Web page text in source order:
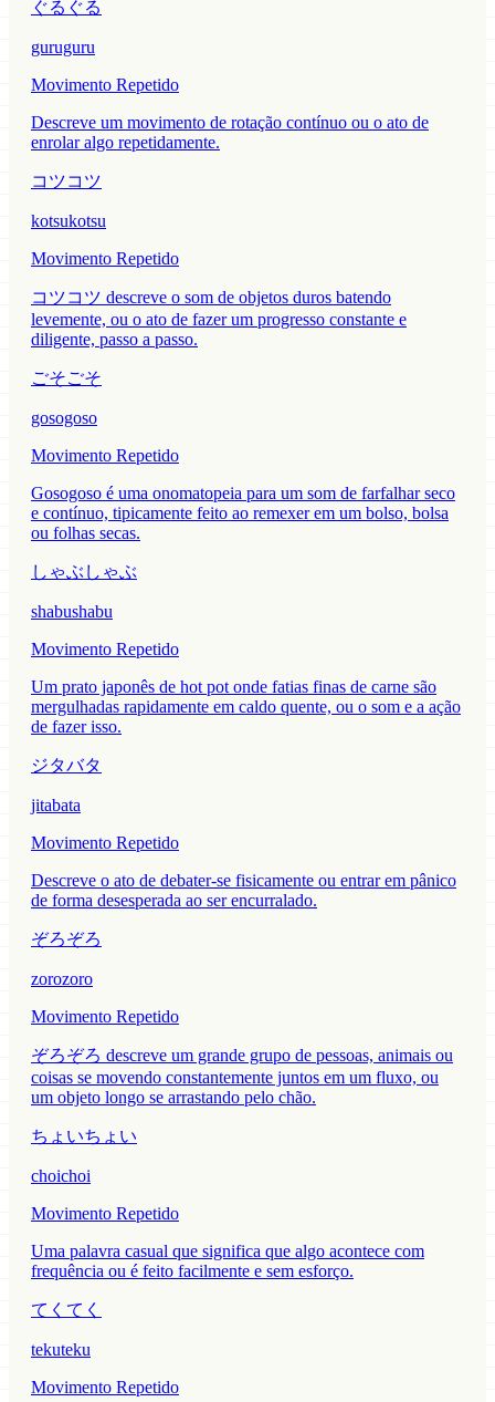
ぐるぐる
guruguru
Movimento Repetido
Descreve um movimento de rotação contínuo ou o ato de
enrolar algo repetidamente.
コツコツ
kotsukotsu
Movimento Repetido
コツコツ descreve o som de objetos duros batendo
levemente, ou o ato de fazer um progresso constante e
diligente, passo a passo.
ごそごそ
gosogoso
Movimento Repetido
Gosogoso é uma onomatopeia para um som de farfalhar seco
e contínuo, tipicamente feito ao remexer em um bolso, bolsa
ou folhas secas.
しゃぶしゃぶ
shabushabu
Movimento Repetido
Um prato japonês de hot pot onde fatias finas de carne são
mergulhadas rapidamente em caldo quente, ou o som e a ação
de fazer isso.
ジタバタ
jitabata
Movimento Repetido
Descreve o ato de debater-se fisicamente ou entrar em pânico
de forma desesperada ao ser encurralado.
ぞろぞろ
zorozoro
Movimento Repetido
ぞろぞろ descreve um grande grupo de pessoas, animais ou
coisas se movendo constantemente juntos em um fluxo, ou
um objeto longo se arrastando pelo chão.
ちょいちょい
choichoi
Movimento Repetido
Uma palavra casual que significa que algo acontece com
frequência ou é feito facilmente e sem esforço.
てくてく
tekuteku
Movimento Repetido